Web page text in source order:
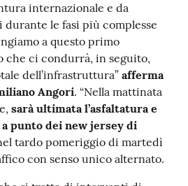
internazionale e da
le fasi più complesse
a questo primo
che ci condurrà, in seguito,
dell’infrastruttura” afferma
Angori. “Nella mattinata
sarà ultimata l’asfaltatura e
punto dei new jersey di
tardo pomeriggio di martedì
con senso unico alternato.